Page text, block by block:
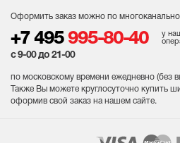
Оформить заказ можно по
+7 495 995-80-40
у
с 9-00 до 21-00
по московскому времени ежедневно (без
Также Вы можете круглосуточно купить
оформив свой заказ на нашем сайте.